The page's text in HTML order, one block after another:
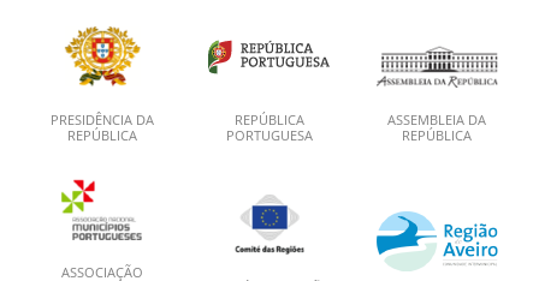
PRESIDÊNCIA DA
REPÚBLICA
REPÚBLICA
PORTUGUESA
ASSEMBLEIA DA
REPÚBLICA
ASSOCIAÇÃO